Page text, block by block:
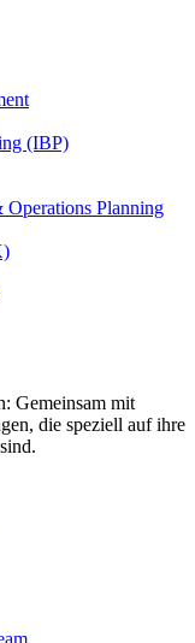
(IBP)
Planning
Gemeinsam mit
die speziell auf ihre